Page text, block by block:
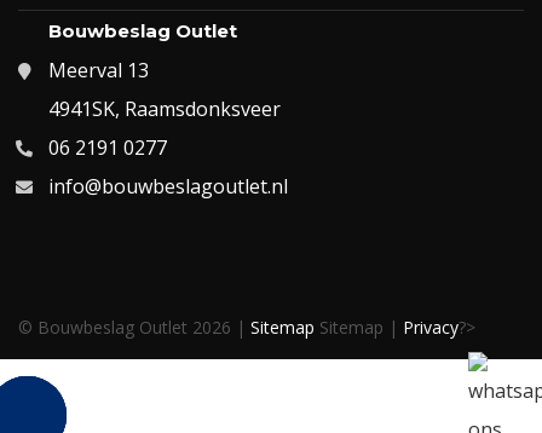
Bouwbeslag Outlet
Meerval 13
4941SK, Raamsdonksveer
06 2191 0277
info@bouwbeslagoutlet.nl
© Bouwbeslag Outlet 2026 | Sitemap Sitemap | Privacy?>